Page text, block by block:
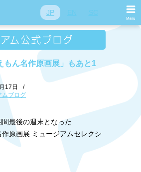
JP
もん名作原画展」もあと1
17日
/
ムブログ
最後の週末となった
作原画展 ミュージアムセレクシ